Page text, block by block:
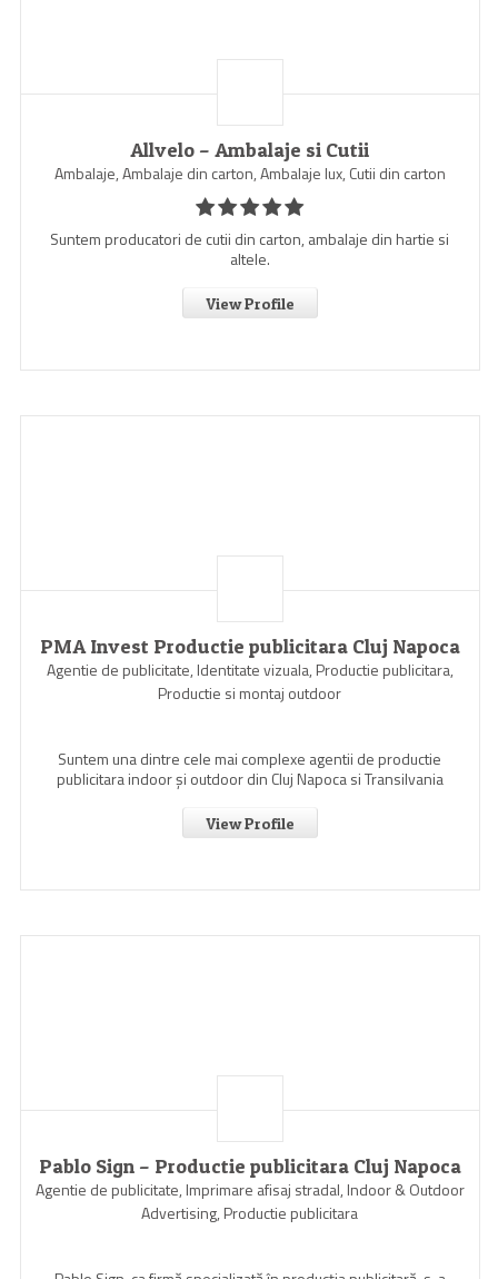
Allvelo – Ambalaje si Cutii
Ambalaje, Ambalaje din carton, Ambalaje lux, Cutii din carton
Suntem producatori de cutii din carton, ambalaje din hartie si
altele.
View Profile
PMA Invest Productie publicitara Cluj Napoca
Agentie de publicitate, Identitate vizuala, Productie publicitara,
Productie si montaj outdoor
Suntem una dintre cele mai complexe agentii de productie
publicitara indoor şi outdoor din Cluj Napoca si Transilvania
View Profile
Pablo Sign – Productie publicitara Cluj Napoca
Agentie de publicitate, Imprimare afisaj stradal, Indoor & Outdoor
Advertising, Productie publicitara